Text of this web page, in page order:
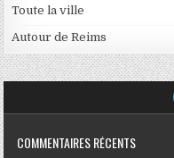
Toute la ville
Autour de Reims
COMMENTAIRES RÉCENTS